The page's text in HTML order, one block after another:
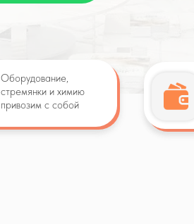
Оборудование,
стремянки и химию
привозим с собой